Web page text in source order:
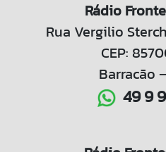
Rádio
Rua Vergilio
CEP:
Barracão
49 9